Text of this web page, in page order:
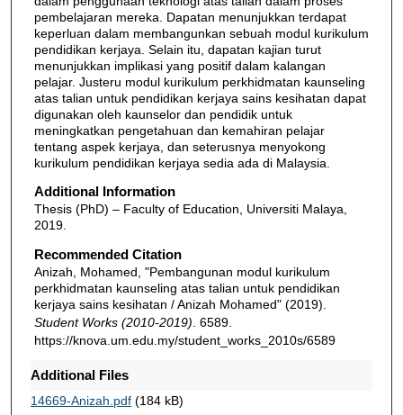
pembelajaran mereka. Dapatan menunjukkan terdapat
keperluan dalam membangunkan sebuah modul kurikulum
pendidikan kerjaya. Selain itu, dapatan kajian turut
menunjukkan implikasi yang positif dalam kalangan
pelajar. Justeru modul kurikulum perkhidmatan kaunseling
atas talian untuk pendidikan kerjaya sains kesihatan dapat
digunakan oleh kaunselor dan pendidik untuk
meningkatkan pengetahuan dan kemahiran pelajar
tentang aspek kerjaya, dan seterusnya menyokong
kurikulum pendidikan kerjaya sedia ada di Malaysia.
Additional Information
Thesis (PhD) – Faculty of Education, Universiti Malaya,
2019.
Recommended Citation
Anizah, Mohamed, "Pembangunan modul kurikulum
perkhidmatan kaunseling atas talian untuk pendidikan
kerjaya sains kesihatan / Anizah Mohamed" (2019).
Student Works (2010-2019) . 6589.
https://knova.um.edu.my/student_works_2010s/6589
Additional Files
14669-Anizah.pdf(184 kB)